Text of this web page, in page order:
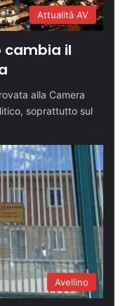
Attualità AV
cambia il
alla Camera
soprattutto sul
Avellino